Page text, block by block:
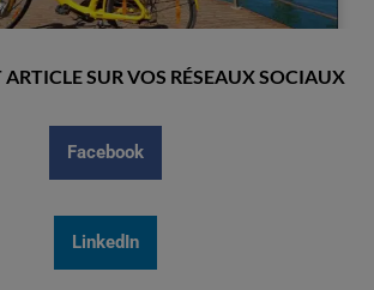
ARTICLE SUR VOS RÉSEAUX SOCIAUX
Facebook
LinkedIn